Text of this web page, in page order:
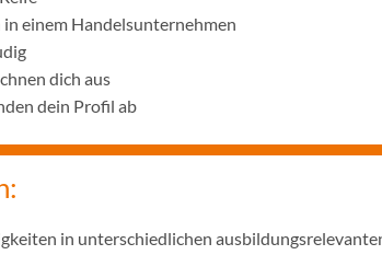
einem Handelsunternehmen
dich aus
dein Profil ab
in unterschiedlichen